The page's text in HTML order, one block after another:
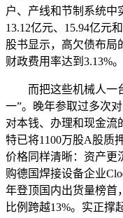
户、产线和节制系统中
13.12亿元、15.94亿元
股书显示，高欠债布局
财政费用率达到3.13%。
而把这些机械人一台
一”。晚年参取过多次
对本钱、办理和现金流
特已将1100万股A股质
价格同样清晰：资产更
购德国焊接设备企业
年登顶国内出货量榜首
比例跨越13%。实正撑